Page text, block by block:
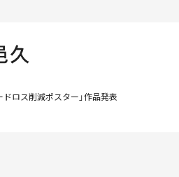
ドロス削減ポスター」作品発表